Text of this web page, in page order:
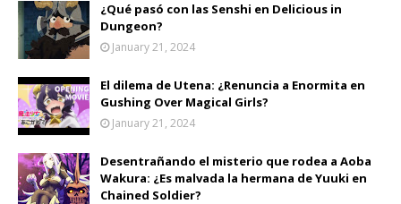
¿Qué pasó con las Senshi en Delicious in
Dungeon?
January 21, 2024
El dilema de Utena: ¿Renuncia a Enormita en
Gushing Over Magical Girls?
January 21, 2024
Desentrañando el misterio que rodea a Aoba
Wakura: ¿Es malvada la hermana de Yuuki en
Chained Soldier?